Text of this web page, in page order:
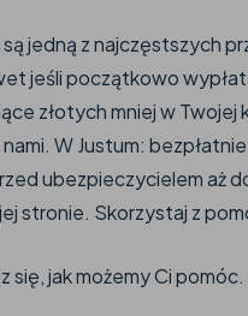
jedną z najczęstszych
jeśli początkowo
złotych mniej w
W Justum:
ubezpieczycielem aż
stronie. Skorzystaj z
się, jak możemy Ci pomóc.